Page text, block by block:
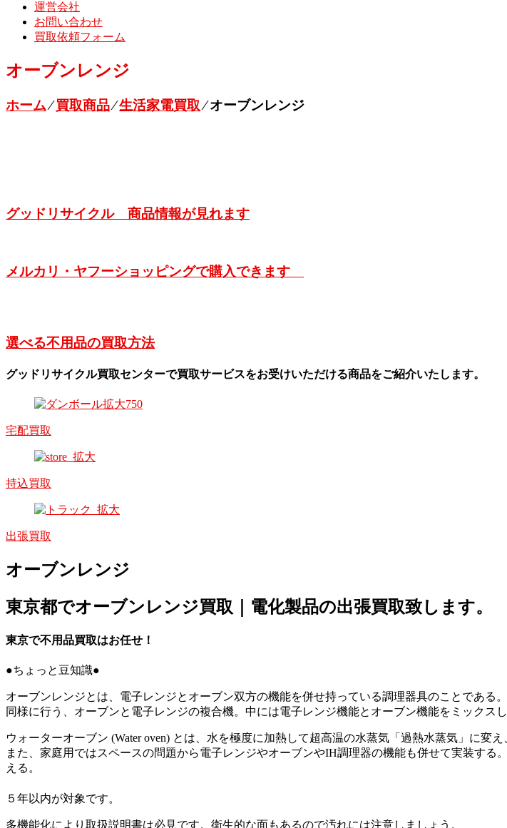
運営会社
お問い合わせ
買取依頼フォーム
オーブンレンジ
ホーム⁄買取商品⁄生活家電買取⁄オーブンレンジ
グッドリサイクル 商品情報が見れます
メルカリ・ヤフーショッピングで購入できます
選べる不用品の買取方法
グッドリサイクル買取センターで買取サービスをお受けいただける商品をご紹介いたします。
宅配買取
持込買取
出張買取
オーブンレンジ
東京都でオーブンレンジ買取｜電化製品の出張買取致します。
東京で不用品買取はお任せ！
●ちょっと豆知識●
オーブンレンジとは、電子レンジとオーブン双方の機能を併せ持っている調理器具のことであ
同様に行う、オーブンと電子レンジの複合機。中には電子レンジ機能とオーブン機能をミックス
ウォーターオーブン (Water oven) とは、水を極度に加熱して超高温の水蒸気「過熱水蒸気」に変
また、家庭用ではスペースの問題から電子レンジやオーブンやIH調理器の機能も併せて実装す
える。
５年以内が対象です。
多機能化により取扱説明書は必見です。衛生的な面もあるので汚れには注意しましょう。